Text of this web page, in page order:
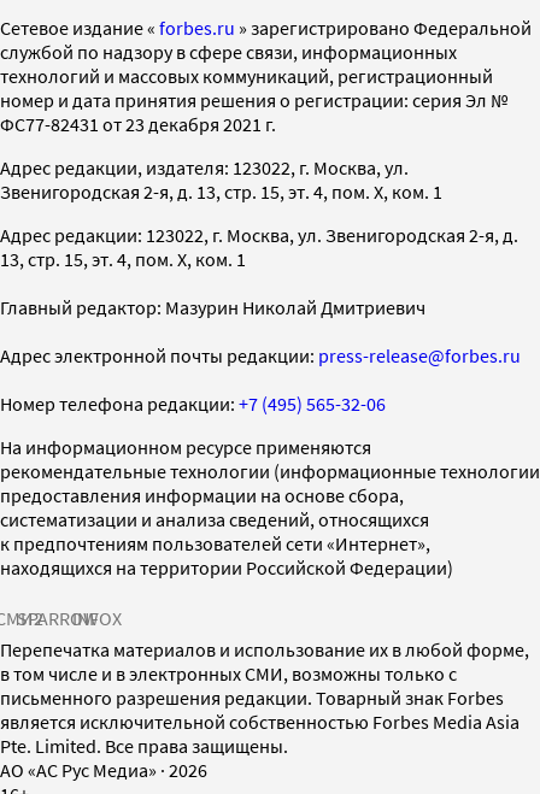
Cетевое издание « forbes.ru » зарегистрировано Федеральной
службой по надзору в сфере связи, информационных
технологий и массовых коммуникаций, регистрационный
номер и дата принятия решения о регистрации: серия Эл №
ФС77-82431 от 23 декабря 2021 г.
Адрес редакции, издателя: 123022, г. Москва, ул.
Звенигородская 2-я, д. 13, стр. 15, эт. 4, пом. X, ком. 1
Адрес редакции: 123022, г. Москва, ул. Звенигородская 2-я, д.
13, стр. 15, эт. 4, пом. X, ком. 1
Главный редактор: Мазурин Николай Дмитриевич
Адрес электронной почты редакции: press-release@forbes.ru
Номер телефона редакции: +7 (495) 565-32-06
На информационном ресурсе применяются
рекомендательные технологии (информационные технологии
предоставления информации на основе сбора,
систематизации и анализа сведений, относящихся
к предпочтениям пользователей сети «Интернет»,
находящихся на территории Российской Федерации)
SPARROWINFOX
Перепечатка материалов и использование их в любой форме,
в том числе и в электронных СМИ, возможны только с
письменного разрешения редакции. Товарный знак Forbes
является исключительной собственностью Forbes Media Asia
Pte. Limited. Все права защищены.
AO «АС Рус Медиа» · 2026